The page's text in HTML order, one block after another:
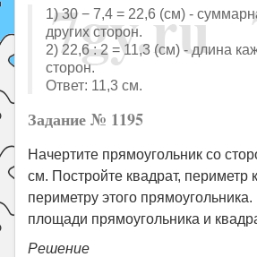
1) 30 − 7,4 = 22,6 (см) -
других сторон.
2) 22,6 : 2 = 11,3 (см) - длина
сторон.
Ответ: 11,3 см.
Задание № 1195
Начертите прямоугольник со
см. Постройте квадрат, периметр
периметру этого
площади прямоугольника и
Решение